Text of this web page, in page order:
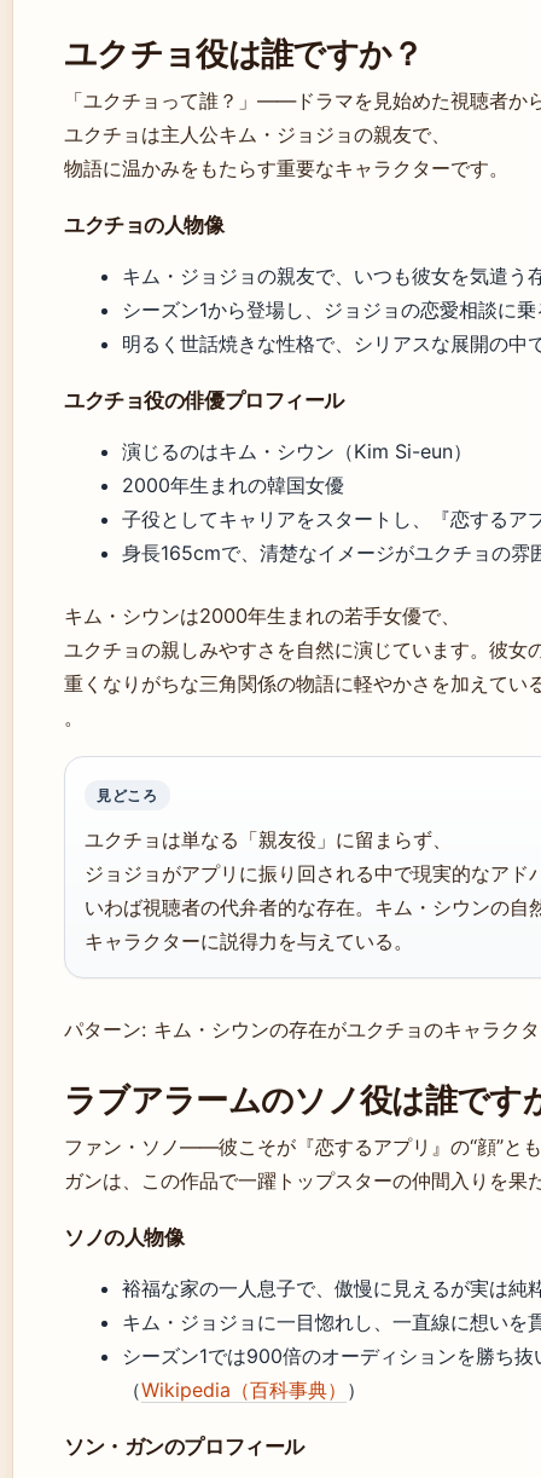
ユクチョ役は誰ですか？
「ユクチョって誰？」——ドラマを見始めた視聴者か
ユクチョは主人公キム・ジョジョの親友で、
物語に温かみをもたらす重要なキャラクターです。
ユクチョの人物像
キム・ジョジョの親友で、いつも彼女を気遣う
シーズン1から登場し、ジョジョの恋愛相談に
明るく世話焼きな性格で、シリアスな展開の中
ユクチョ役の俳優プロフィール
演じるのはキム・シウン（Kim Si-eun）
2000年生まれの韓国女優
子役としてキャリアをスタートし、『恋するア
身長165cmで、清楚なイメージがユクチョの雰
キム・シウンは2000年生まれの若手女優で、
ユクチョの親しみやすさを自然に演じています。彼女
重くなりがちな三角関係の物語に軽やかさを加えてい
。
見どころ
ユクチョは単なる「親友役」に留まらず、
ジョジョがアプリに振り回される中で現実的なアド
いわば視聴者の代弁者的な存在。キム・シウンの自
キャラクターに説得力を与えている。
パターン: キム・シウンの存在がユクチョのキャラク
ラブアラームのソノ役は誰です
ファン・ソノ——彼こそが『恋するアプリ』の“顔”と
ガンは、この作品で一躍トップスターの仲間入りを果
ソノの人物像
裕福な家の一人息子で、傲慢に見えるが実は純
キム・ジョジョに一目惚れし、一直線に想いを
シーズン1では900倍のオーディションを勝ち
（Wikipedia（百科事典） ）
ソン・ガンのプロフィール